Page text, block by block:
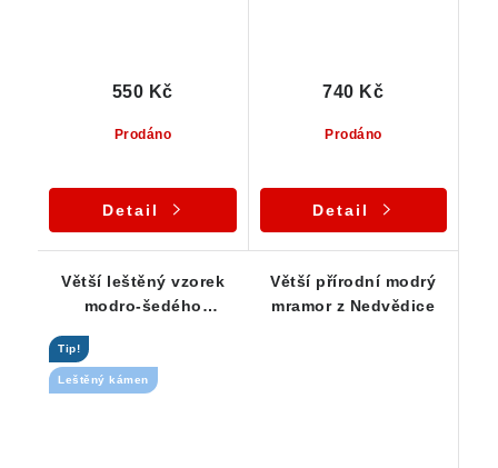
Prodáno
550 Kč
Detail
Prodáno
740 Kč
Detail
Větší leštěný vzorek
modro-šedého
Tip!
Leštěný kámen
Větší přírodní modrý
mramor z Nedvědice